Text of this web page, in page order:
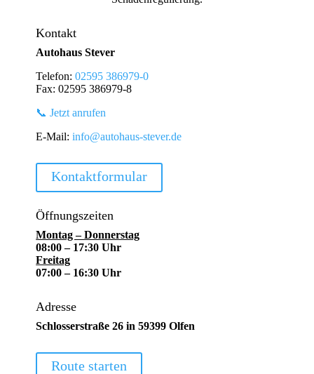
Kontakt
Autohaus Stever
Telefon:02595 386979-0
Fax: 02595 386979-8
📞 Jetzt anrufen
E-Mail:info@autohaus-stever.de
Kontaktformular
Öffnungszeiten
Montag – Donnerstag
08:00 – 17:30 Uhr
Freitag
07:00 – 16:30 Uhr
Adresse
Schlosserstraße 26 in 59399 Olfen
Route starten